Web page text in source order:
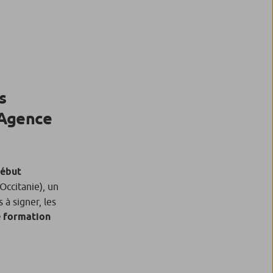
un
à signer, les
formation